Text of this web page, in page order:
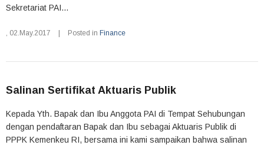
Sekretariat PAI...
, 02.May.2017 Posted in Finance
Salinan Sertifikat Aktuaris Publik
Kepada Yth. Bapak dan Ibu Anggota PAI di Tempat Sehubungan
dengan pendaftaran Bapak dan Ibu sebagai Aktuaris Publik di
PPPK Kemenkeu RI, bersama ini kami sampaikan bahwa salinan